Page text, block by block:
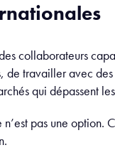
collaborateurs
de travailler avec
qui dépassent
pas une option.